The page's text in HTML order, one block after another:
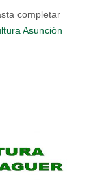
completar
Asunción